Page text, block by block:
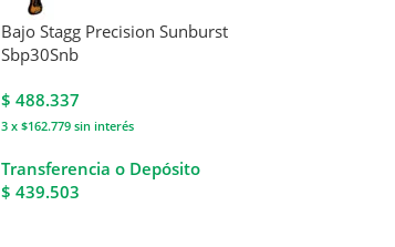
Bajo Stagg Precision Sunburst
Sbp30Snb
$ 488.337
3 x $162.779sin interés
Transferencia o Depósito
$ 439.503